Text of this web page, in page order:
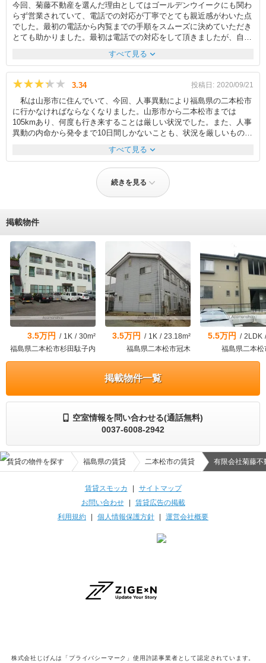
らない事や心配な事を最後まで一つ一つしっかりと解消することがで
き納得して契約することができました。 契約した後のやりとりで
も、こちらが仕事や引越し準備で返信が遅くなりがちでしたが、とて
も素早くメールや電話で対応してもらえて不安になることもなく無事
に引越し当日を迎えることができました。
今回、菊藤不動産を選んだ理由としてはゴールデンウイークにも関わ
らず営業されていて、電話での対応が丁寧でとても親近感がわいた点
でした。最初の電話から内覧までの手順をスムーズに決めていただき
とても助かりました。最初は電話での対応をして頂きましたが、自分
で知りたいポイントや聞きたいことを明確に教えていただき助かりま
した。間取りや最寄りの駅、おすすめの買い物スポットなども教えて
が笑顔で現地で出迎えていただきました。駐車場の場所や物置の場所
の誘導もしっかりしていただきとても分かりやすかったです。内覧中
は各部屋のポイントやトイレの使い方、浴室、浴室乾燥機の使い方、
エアコンの使い方まで詳しく説明していただき非常に助かりました。
契約時には店舗に伺いましたが、挨拶もしっかりされていて非常に気
分がよく、温かいお茶も出していただき非常に満足しています。今後
も何か紹介してほしい物件があれば菊藤さんにお願いしようと考えて
おります。本当に感謝しています。
すべて見る expand_more
★★★★★
★★★★★ 3.34 投稿日: 2020/09/21
私は山形市に住んでいて、今回、人事異動により福島県の二本松市
に行かなければならなくなりました。山形市から二本松市までは
105kmあり、何度も行き来することは厳しい状況でした。また、人事
異動の内命から発令まで10日間しかないことも、状況を厳しいものに
するものでした。私は、1度こちらの不動産会社に伺うだけで事を済
ませたいと考えていました。 私の前任者に住まいを聞いたとこ
はよくしていただける、とのことで早速申し込みをし事情を話したと
ころ、私の前任者が住んでいる後に住まわせてくれるとのことでし
た。 ただ、私の前任者が3月31日まで仕事をし、4月1日からは私が
のクリーニングを早急に完了していただき、その週の週末の4月5日か
らそちらの部屋に引っ越すことができました。 機転を利かせてい
ただいたこと、早急な対応をしていただいたことに感謝です。
すべて見る expand_more
続きを見る
掲載物件
3.5万円 / 1K / 30m²
福島県二本松市杉田駄子内
3.5万円 / 1K / 23.18m²
福島県二本松市冠木
5.5万円 / 2LDK
福島県二本松
掲載物件一覧
空室情報を問い合わせる(通話無料)
0037-6008-2942
賃貸の物件を探す 福島県の賃貸 二本松市の賃貸 有限会社菊藤
賃貸スモッカ
サイトマップ
お問い合わせ| 賃貸広告の掲載
利用規約
個人情報保護方針 運営会社概要
株式会社じげんは「プライバシーマーク」使用許諾事業者として認定されています。